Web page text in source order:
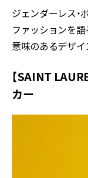
ジェンダーレス
ファッションを
意味のあるデザイ
【SAINT
カー